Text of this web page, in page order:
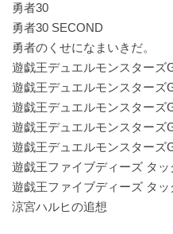
勇者30
勇者30 SECOND
勇者のくせになまいきだ。
遊戯王デュエルモンスターズ
遊戯王デュエルモンスターズ
遊戯王デュエルモンスターズ
遊戯王デュエルモンスターズ
遊戯王デュエルモンスターズ
遊戯王ファイブディーズ タ
遊戯王ファイブディーズ タ
涼宮ハルヒの追想